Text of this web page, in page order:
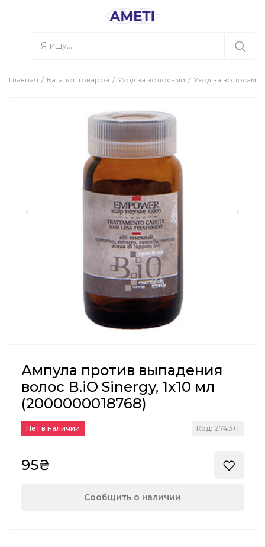
Главная Каталог товаров Уход за волосами Уход за волосами
Ампула против выпадения
волос B.iO Sinergy, 1х10 мл
(2000000018768)
Нет в наличии Код: 2743+1
95₴
Сообщить о наличии